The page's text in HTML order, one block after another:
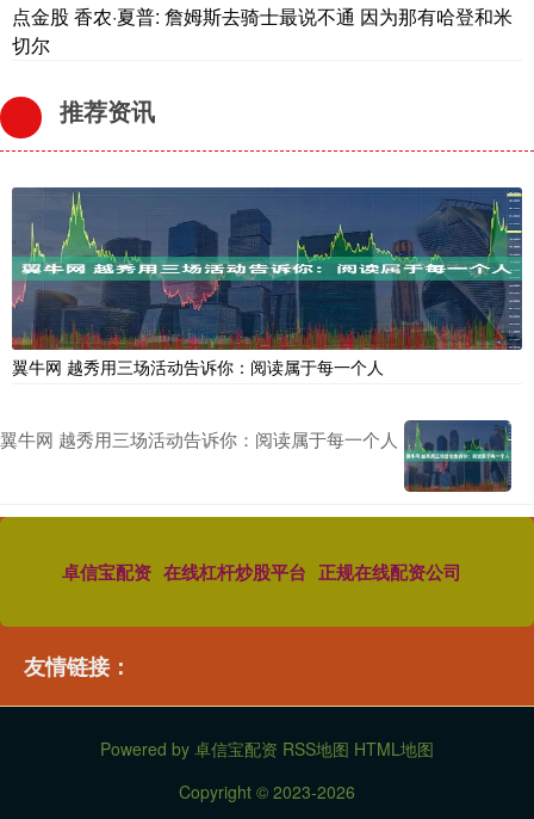
点金股 香农·夏普: 詹姆斯去骑士最说不通 因为那有哈登和米
切尔
推荐资讯
翼牛网 越秀用三场活动告诉你：阅读属于每一个人
翼牛网 越秀用三场活动告诉你：阅读属于每一个人
卓信宝配资 在线杠杆炒股平台 正规在线配资公司
友情链接：
Powered by 卓信宝配资 RSS地图 HTML地图
Copyright © 2023-2026